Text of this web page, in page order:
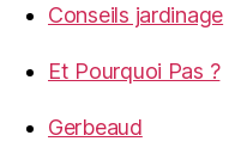
Conseils jardinage
Et Pourquoi Pas ?
Gerbeaud